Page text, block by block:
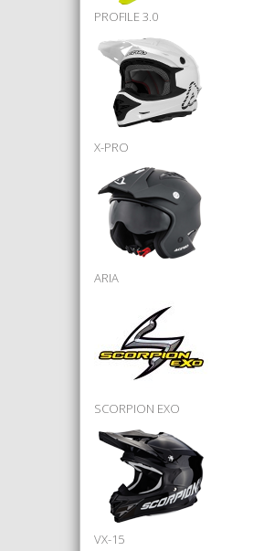
PROFILE 3.0
X-PRO
ARIA
SCORPION EXO
VX-15